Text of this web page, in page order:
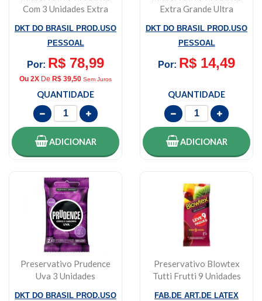
Com 3 Unidades Extra
DKT DO BRASIL PROD.USO
PESSOAL
Por: R$ 78,99
Ou 2X De R$ 39,50 Sem Juros
QUANTIDADE
ADICIONAR
Extra Grande Ultra
DKT DO BRASIL PROD.USO
PESSOAL
Por: R$ 14,49
QUANTIDADE
ADICIONAR
Preservativo Prudence
Uva 3 Unidades
DKT DO BRASIL PROD.USO
Preservativo Blowtex
Tutti Frutti 9 Unidades
FAB.DE ART.DE LATEX